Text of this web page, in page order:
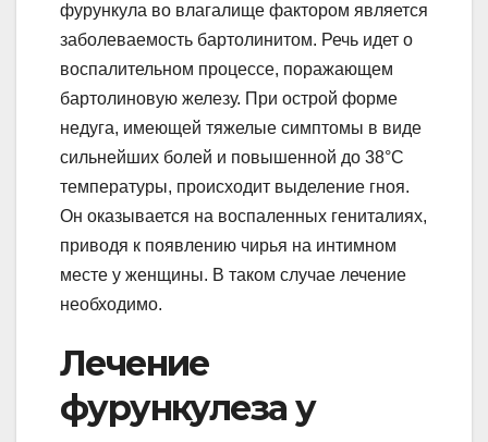
фурункула во влагалище фактором является
заболеваемость бартолинитом. Речь идет о
воспалительном процессе, поражающем
бартолиновую железу. При острой форме
недуга, имеющей тяжелые симптомы в виде
сильнейших болей и повышенной до 38°С
температуры, происходит выделение гноя.
Он оказывается на воспаленных гениталиях,
приводя к появлению чирья на интимном
месте у женщины. В таком случае лечение
необходимо.
Лечение
фурункулеза у